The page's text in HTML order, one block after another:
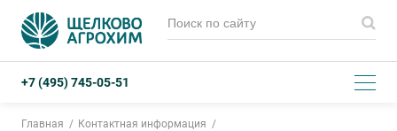
+7 (495) 745-05-51
Главная
Контактная информация